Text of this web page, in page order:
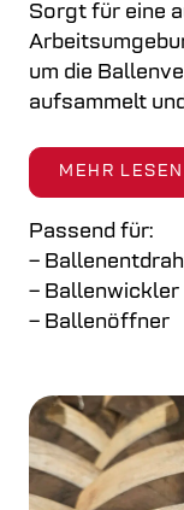
Sorgt für eine
um die
aufsammelt
MEHR LESEN
Passend für:
–
– Ballenwickler
– Ballenöffner